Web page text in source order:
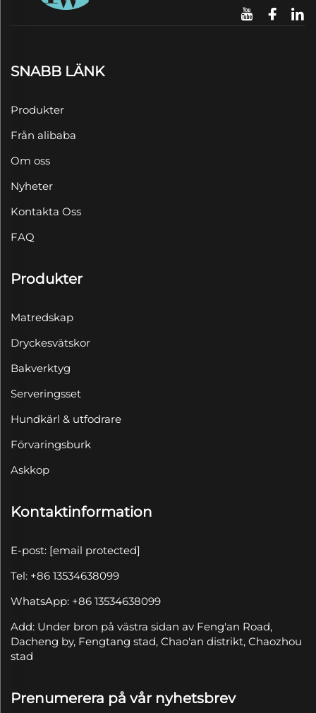
SNABB LÄNK
Produkter
Från alibaba
Om oss
Nyheter
Kontakta Oss
FAQ
Produkter
Matredskap
Dryckesvätskor
Bakverktyg
Serveringsset
Hundkärl & utfodrare
Förvaringsburk
Askkop
Kontaktinformation
E-post: [email protected]
Tel: +86 13534638099
WhatsApp: +86 13534638099
Add: Under bron på västra sidan av Feng'an Road,
Dacheng by, Fengtang stad, Chao'an distrikt, Chaozhou
stad
Prenumerera på vår nyhetsbrev